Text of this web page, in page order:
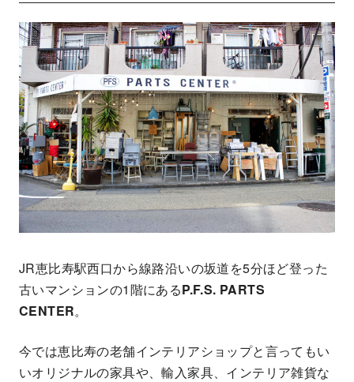
JR恵比寿駅西口から線路沿いの坂道を5分ほど登った
古いマンションの1階にあるP.F.S. PARTS
CENTER。
今では恵比寿の老舗インテリアショップと言ってもい
いオリジナルの家具や、輸入家具、インテリア雑貨な